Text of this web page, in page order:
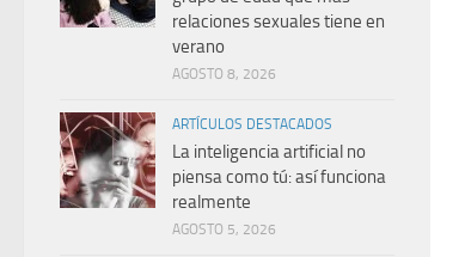
relaciones sexuales tiene en
verano
AGOSTO 8, 2026
ARTÍCULOS DESTACADOS
La inteligencia artificial no
piensa como tú: así funciona
realmente
AGOSTO 5, 2026